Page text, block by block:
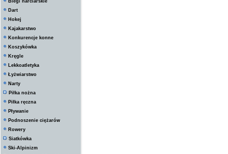
Biegi narciarskie
Dart
Hokej
Kajakarstwo
Konkurencje konne
Koszykówka
Kręgle
Lekkoatletyka
Łyżwiarstwo
Narty
Piłka nożna
Piłka ręczna
Pływanie
Podnoszenie ciężarów
Rowery
Siatkówka
Ski-Alpinizm